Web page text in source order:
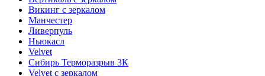
Викинг с зеркалом
Манчестер
Ливерпуль
Ньюкасл
Velvet
Сибирь Терморазрыв 3К
Velvet с зеркалом